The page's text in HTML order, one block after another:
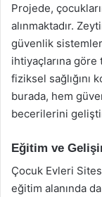
Projede,
alınmaktadır.
güvenlik
ihtiyaçlarına göre
fiziksel sağlığını
burada, hem
becerilerini
Eğitim ve
Çocuk Evleri
eğitim alanında